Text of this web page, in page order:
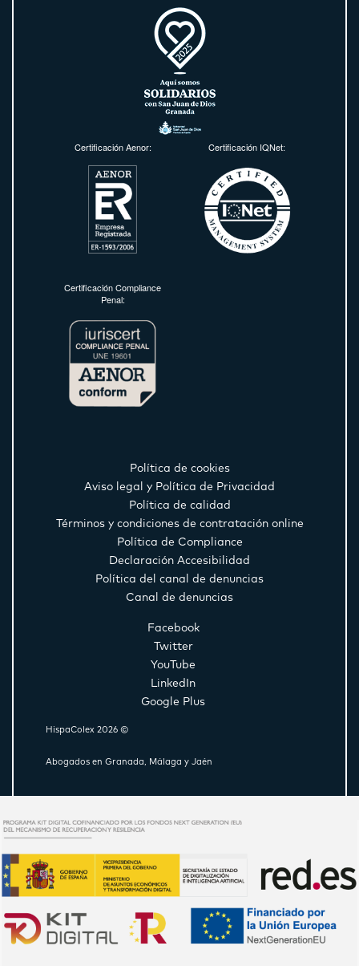
Certificación Aenor: Certificación IQNet:
Certificación Compliance
Penal:
Política de cookies
Aviso legal y Política de Privacidad
Política de calidad
Términos y condiciones de contratación online
Política de Compliance
Declaración Accesibilidad
Política del canal de denuncias
Canal de denuncias
Facebook
Twitter
YouTube
LinkedIn
Google Plus
HispaColex 2026 ©
Abogados en Granada, Málaga y Jaén